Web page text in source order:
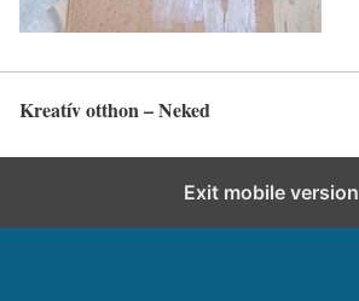
Kreatív otthon – Neked
Exit mobile version